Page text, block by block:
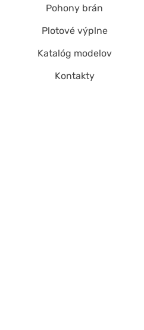
Pohony brán
Plotové výplne
Katalóg modelov
Kontakty